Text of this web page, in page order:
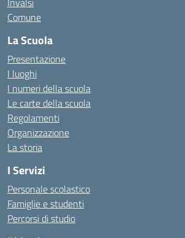
Comune
La Scuola
Presentazione
I luoghi
I numeri della scuola
Le carte della scuola
Regolamenti
Organizzazione
La storia
I Servizi
Personale scolastico
Famiglie e studenti
Percorsi di studio